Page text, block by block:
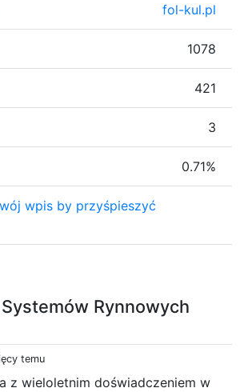
Rynnowych
temu
z wieloletnim doświadczeniem w
fol-kul.pl
1078
421
3
0.71%
wpis by przyśpieszyć